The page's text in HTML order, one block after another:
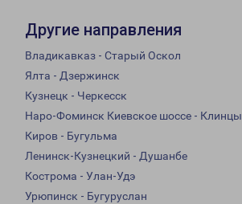
Другие направления
Владикавказ - Старый Оскол
Ялта - Дзержинск
Кузнецк - Черкесск
Наро-Фоминск Киевское шоссе - Клинцы
Киров - Бугульма
Ленинск-Кузнецкий - Душанбе
Кострома - Улан-Удэ
Урюпинск - Бугуруслан